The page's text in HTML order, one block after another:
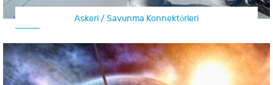
Askeri / Savunma Konnektörleri